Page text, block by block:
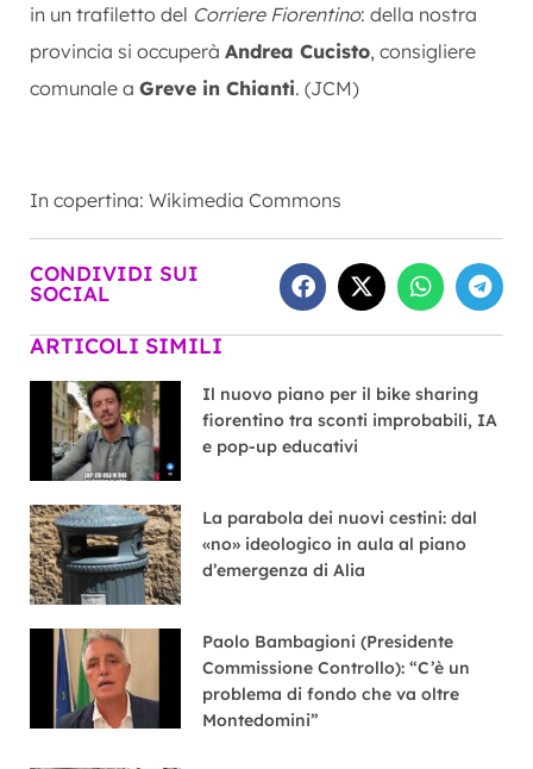
in un trafiletto del Corriere Fiorentino: della nostra
provincia si occuperà Andrea Cucisto, consigliere
comunale a Greve in Chianti. (JCM)
In copertina: Wikimedia Commons
CONDIVIDI SUI
SOCIAL
ARTICOLI SIMILI
Il nuovo piano per il bike sharing
fiorentino tra sconti improbabili, IA
e pop-up educativi
La parabola dei nuovi cestini: dal
«no» ideologico in aula al piano
d’emergenza di Alia
Paolo Bambagioni (Presidente
Commissione Controllo): “C’è un
problema di fondo che va oltre
Montedomini”